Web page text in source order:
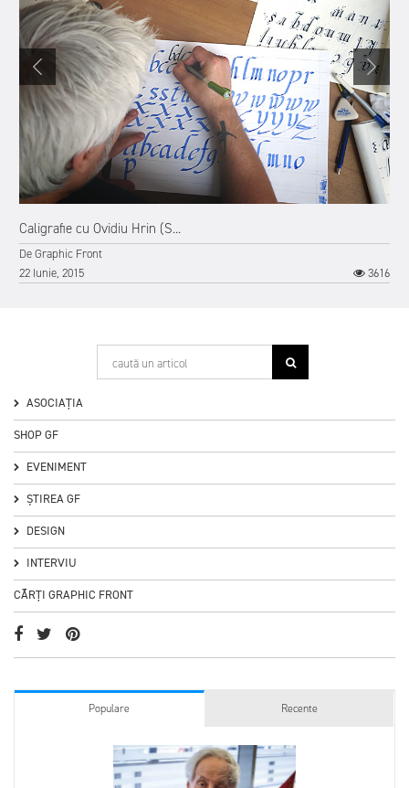
Caligrafie cu Ovidiu Hrin (S...
DeGraphic Front
22 Iunie, 2015
3616
ASOCIAȚIA
SHOP GF
EVENIMENT
ȘTIREA GF
DESIGN
INTERVIU
CĂRȚI GRAPHIC FRONT
Populare Recente